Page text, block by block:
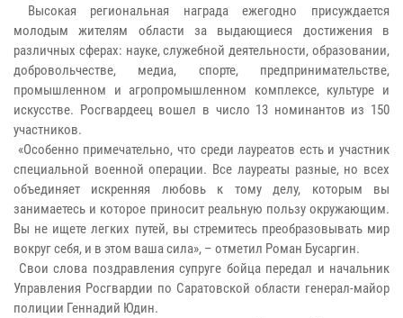
Высокая региональная награда ежегодно присуждается
молодым жителям области за выдающиеся достижения в
различных сферах: науке, служебной деятельности, образовании,
добровольчестве, медиа, спорте, предпринимательстве,
промышленном и агропромышленном комплексе, культуре и
искусстве. Росгвардеец вошел в число 13 номинантов из 150
участников.
«Особенно примечательно, что среди лауреатов есть и участник
специальной военной операции. Все лауреаты разные, но всех
объединяет искренняя любовь к тому делу, которым вы
занимаетесь и которое приносит реальную пользу окружающим.
Вы не ищете легких путей, вы стремитесь преобразовывать мир
вокруг себя, и в этом ваша сила», – отметил Роман Бусаргин.
Свои слова поздравления супруге бойца передал и начальник
Управления Росгвардии по Саратовской области генерал-майор
полиции Геннадий Юдин.